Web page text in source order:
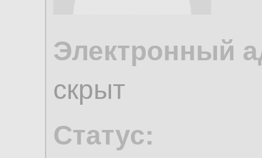
Электронный
скрыт
Статус: